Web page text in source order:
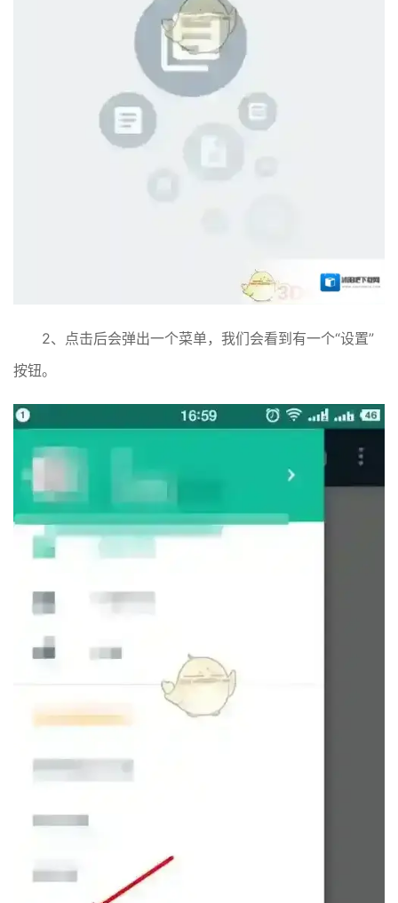
2、点击后会弹出一个菜单，我们会看到有一个“设置”
按钮。